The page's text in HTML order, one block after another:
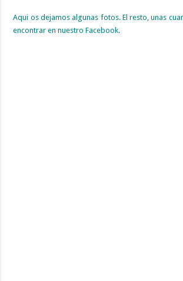
Aqui os dejamos algunas fotos. El resto, unas
encontrar en nuestro Facebook.